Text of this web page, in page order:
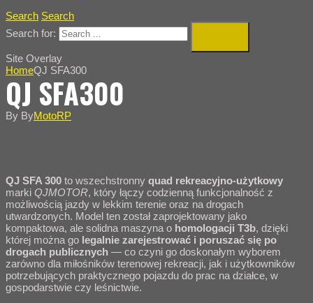
Search Search
Search for:
Site Overlay
HomeQJ SFA300
QJ SFA300
By ByMotoRP
QJ SFA 300 to wszechstronny quad rekreacyjno‑użytkowy
marki QJMOTOR, który łączy codzienną funkcjonalność z
możliwością jazdy w lekkim terenie oraz na drogach
utwardzonych. Model ten został zaprojektowany jako
kompaktowa, ale solidna maszyna o homologacji T3b, dzięki
której można go legalnie zarejestrować i poruszać się po
drogach publicznych — co czyni go doskonałym wyborem
zarówno dla miłośników terenowej rekreacji, jak i użytkowników
potrzebujących praktycznego pojazdu do prac na działce, w
gospodarstwie czy leśnictwie.